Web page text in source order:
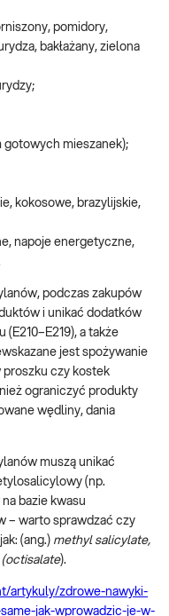
pomidory,
bakłażany, zielona
gotowych mieszanek);
kokosowe, brazylijskie,
napoje energetyczne,
podczas zakupów
i unikać dodatków
a także
jest spożywanie
czy kostek
ograniczyć produkty
wędliny, dania
muszą unikać
(np.
bazie kwasu
– warto sprawdzać czy
(ang.) methyl salicylate,
).
artykuly/zdrowe-nawyki-
jak-wprowadzic-je-w-